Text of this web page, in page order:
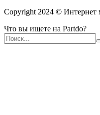
Copyright 2024 © Интернет
Что вы ищете на Partdo?